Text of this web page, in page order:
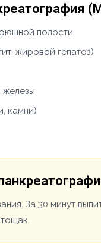
полости
жировой гепатоз)
железы
камни)
За 30 минут